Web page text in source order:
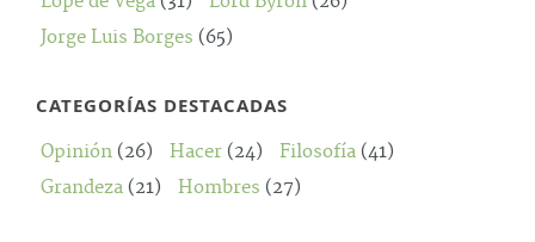
Jorge Luis Borges (65)
CATEGORÍAS DESTACADAS
Opinión (26) Hacer (24) Filosofía (41)
Grandeza (21) Hombres (27)